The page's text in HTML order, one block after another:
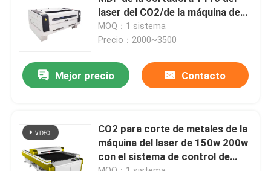
Control de Calidad
Máquina de corte por láser de fibra
Cortadora del laser del CO2
cortadora del laser del metal
laser del CO2/de la máquina de
grabado
MOQ：1 sistema
Precio：2000~3500
Mejor precio Contacto
CO2 para corte de metales de la
máquina del laser de 150w 200w
con el sistema de control de